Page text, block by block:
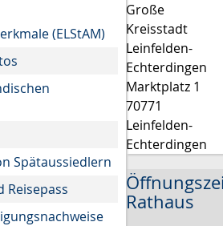
(ELStAM)
Spätaussiedlern
Reisepass
Große
Kreisstadt
Leinfelden-
Echterdingen
Marktplatz 1
70771
Leinfelden-
Echterdingen
Rathaus